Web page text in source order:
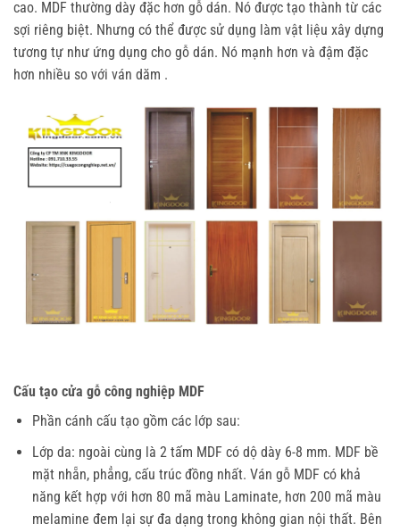
cao. MDF thường dày đặc hơn gỗ dán. Nó được tạo thành từ các
sợi riêng biệt. Nhưng có thể được sử dụng làm vật liệu xây dựng
tương tự như ứng dụng cho gỗ dán. Nó mạnh hơn và đậm đặc
hơn nhiều so với ván dăm .
Cấu tạo cửa gỗ công nghiệp MDF
Phần cánh cấu tạo gồm các lớp sau:
Lớp da: ngoài cùng là 2 tấm MDF có dộ dày 6-8 mm. MDF bề
mặt nhẵn, phẳng, cấu trúc đồng nhất. Ván gỗ MDF có khả
năng kết hợp với hơn 80 mã màu Laminate, hơn 200 mã màu
melamine đem lại sự đa dạng trong không gian nội thất. Bên